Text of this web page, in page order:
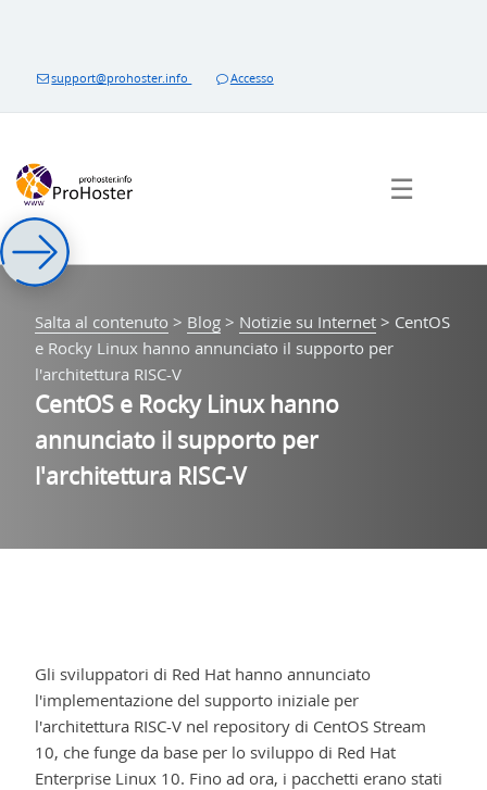
support@prohoster.info Accesso
☰
Salta al contenuto > Blog > Notizie su Internet > CentOS
e Rocky Linux hanno annunciato il supporto per
l'architettura RISC-V
CentOS e Rocky Linux hanno
annunciato il supporto per
l'architettura RISC-V
Gli sviluppatori di Red Hat hanno annunciato
l'implementazione del supporto iniziale per
l'architettura RISC-V nel repository di CentOS Stream
10, che funge da base per lo sviluppo di Red Hat
Enterprise Linux 10. Fino ad ora, i pacchetti erano stati